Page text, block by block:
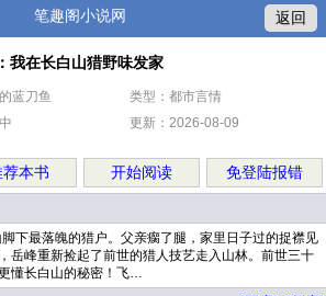
笔趣阁小说网 返回
我在长白山猎野味发家
蓝刀鱼
类型：都市言情
更新：2026-08-09
荐本书 开始阅读 免登陆报错
下最落魄的猎户。父亲瘸了腿，家里日子过的捉襟见
岳峰重新捡起了前世的猎人技艺走入山林。前世三十
懂长白山的秘密！飞…